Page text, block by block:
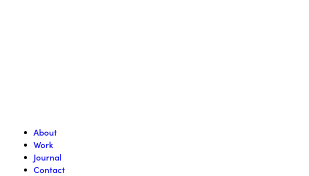
About
Work
Journal
Contact